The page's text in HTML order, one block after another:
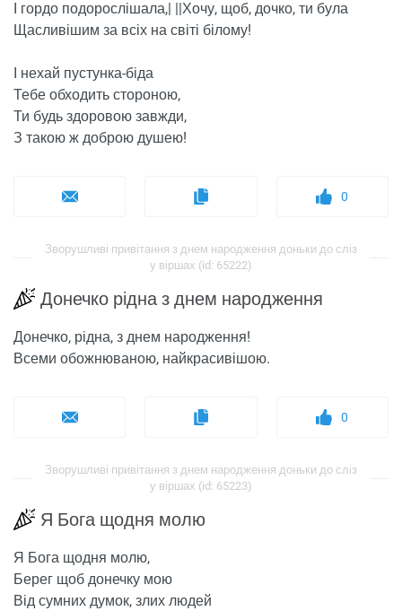
І гордо подорослішала,| ||Хочу, щоб, дочко, ти була
Щасливішим за всіх на світі білому!
І нехай пустунка-біда
Тебе обходить стороною,
Ти будь здоровою завжди,
З такою ж доброю душею!
0
Зворушливі привітання з днем ​​народження доньки до сліз
у віршах (id: 65222)
Донечко рідна з днем ​​народження
Донечко, рідна, з днем ​​народження!
Всеми обожнюваною, найкрасивішою.
0
Зворушливі привітання з днем ​​народження доньки до сліз
у віршах (id: 65223)
Я Бога щодня молю
Я Бога щодня молю,
Берег щоб донечку мою
Від сумних думок, злих людей